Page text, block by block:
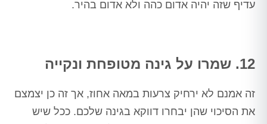
עדיף שזה יהיה אדום כהה ולא אדום בהיר.
12. שמרו על גינה מטופחת ונקייה
זה אמנם לא ירחיק צרעות במאה אחוז, אך זה כן יצמצם
את הסיכוי שהן יבחרו דווקא בגינה שלכם. ככל שיש